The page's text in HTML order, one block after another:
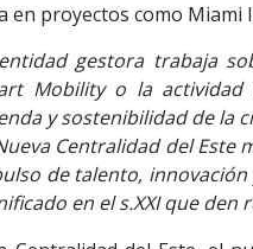
en proyectos como
gestora trabaja
Mobility o la actividad
y sostenibilidad de la
Centralidad del Este
de talento,
en el s.XXI que den